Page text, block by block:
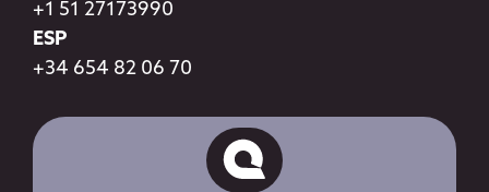
+1 51 27173990
ESP
+34 654 82 06 70